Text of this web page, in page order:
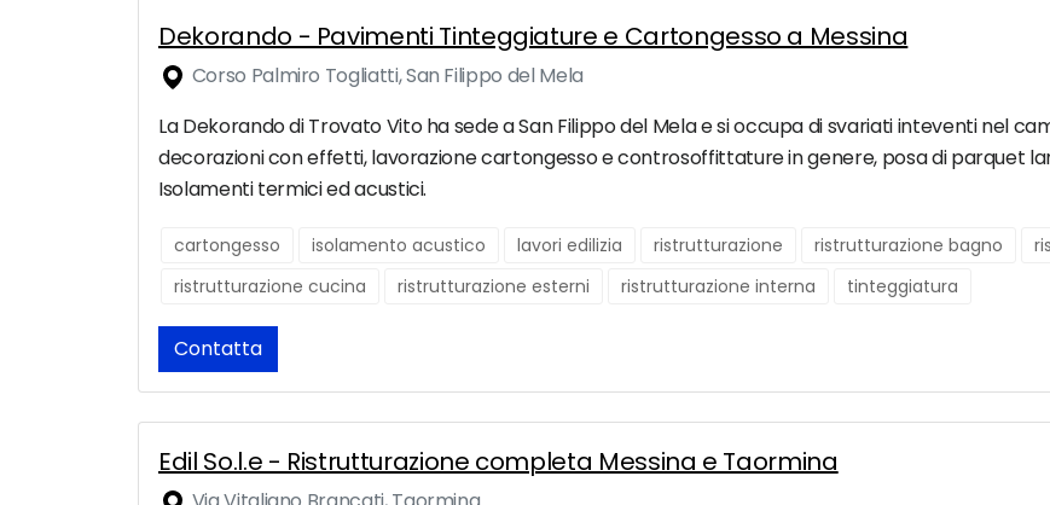
Dekorando - Pavimenti Tinteggiature e Cartongesso a Messina
Corso Palmiro Togliatti, San Filippo del Mela
La Dekorando di Trovato Vito ha sede a San Filippo del Mela e si occupa di svariati inteventi nel
decorazioni con effetti, lavorazione cartongesso e controsoffittature in genere, posa di parquet
Isolamenti termici ed acustici.
cartongesso isolamento acustico lavori edilizia ristrutturazione ristrutturazione bagno
ristrutturazione cucina
ristrutturazione esterni ristrutturazione interna tinteggiatura
Contatta
Edil So.l.e - Ristrutturazione completa Messina e Taormina